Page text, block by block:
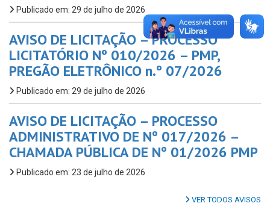
Publicado em: 29 de julho de 2026
AVISO DE LICITAÇÃO – PROCESSO
LICITATÓRIO Nº 010/2026 – PMP,
PREGÃO ELETRÔNICO n.º 07/2026
Publicado em: 29 de julho de 2026
AVISO DE LICITAÇÃO – PROCESSO
ADMINISTRATIVO DE Nº 017/2026 –
CHAMADA PÚBLICA DE Nº 01/2026 PMP
Publicado em: 23 de julho de 2026
VER TODOS AVISOS